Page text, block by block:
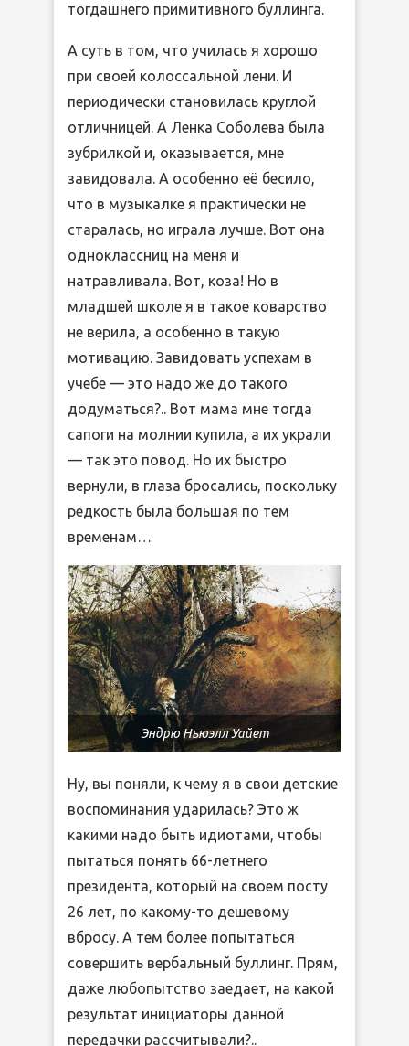
тогдашнего примитивного буллинга.
А суть в том, что училась я хорошо
при своей колоссальной лени. И
периодически становилась круглой
отличницей. А Ленка Соболева была
зубрилкой и, оказывается, мне
завидовала. А особенно её бесило,
что в музыкалке я практически не
старалась, но играла лучше. Вот она
одноклассниц на меня и
натравливала. Вот, коза! Но в
младшей школе я в такое коварство
не верила, а особенно в такую
мотивацию. Завидовать успехам в
учебе — это надо же до такого
додуматься?.. Вот мама мне тогда
сапоги на молнии купила, а их украли
— так это повод. Но их быстро
вернули, в глаза бросались, поскольку
редкость была большая по тем
временам…
Эндрю Ньюэлл Уайет
Ну, вы поняли, к чему я в свои детские
воспоминания ударилась? Это ж
какими надо быть идиотами, чтобы
пытаться понять 66-летнего
президента, который на своем посту
26 лет, по какому-то дешевому
вбросу. А тем более попытаться
совершить вербальный буллинг. Прям,
даже любопытство заедает, на какой
результат инициаторы данной
передачки рассчитывали?..